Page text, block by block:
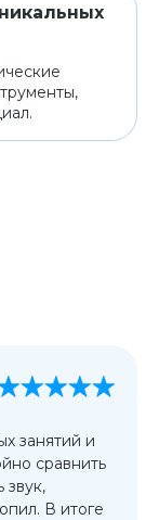
занятий и
сравнить
звук,
В итоге